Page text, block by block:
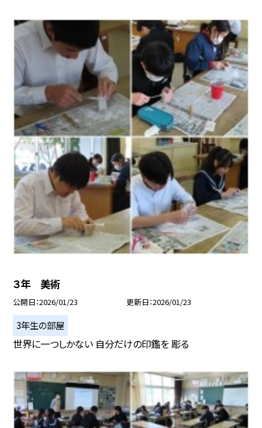
３年 美術
公開日 2026/01/23 更新日 2026/01/23
3年生の部屋
世界に一つしかない 自分だけの印鑑を 彫る